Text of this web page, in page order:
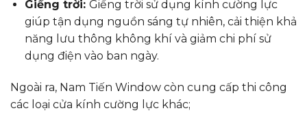
Giếng trời: Giếng trời sử dụng kính cường lực
giúp tận dụng nguồn sáng tự nhiên, cải thiện khả
năng lưu thông không khí và giảm chi phí sử
dụng điện vào ban ngày.
Ngoài ra, Nam Tiến Window còn cung cấp thi công
các loại cửa kính cường lực khác;